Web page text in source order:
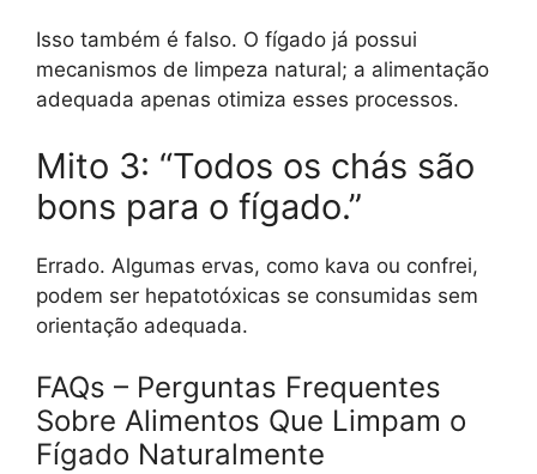
Isso também é falso. O fígado já possui
mecanismos de limpeza natural; a alimentação
adequada apenas otimiza esses processos.
Mito 3: “Todos os chás são
bons para o fígado.”
Errado. Algumas ervas, como kava ou confrei,
podem ser hepatotóxicas se consumidas sem
orientação adequada.
FAQs – Perguntas Frequentes
Sobre Alimentos Que Limpam o
Fígado Naturalmente